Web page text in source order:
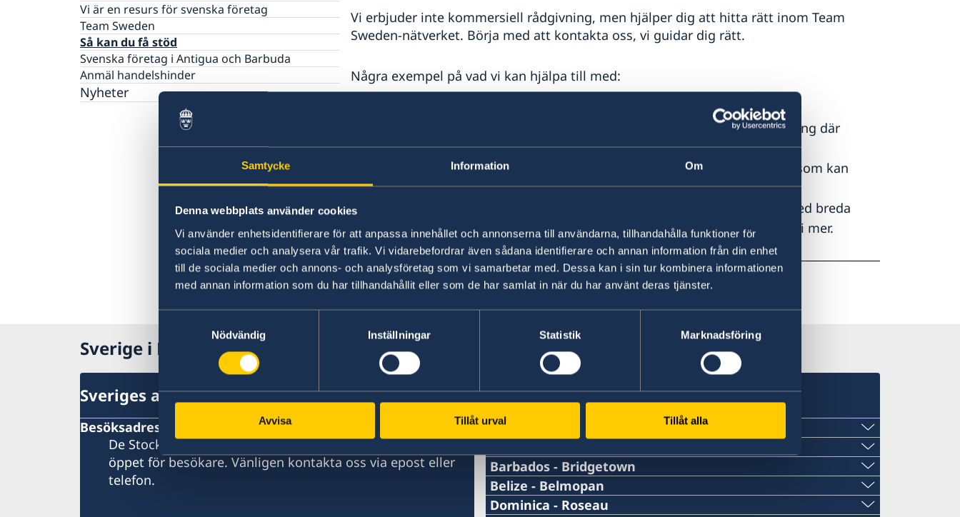
Samtycke Information Om
Denna webbplats använder cookies
Vi använder enhetsidentifierare för att anpassa innehållet och annonserna till användarna, tillhandahålla funktioner för
sociala medier och analysera vår trafik. Vi vidarebefordrar även sådana identifierare och annan information från din enhet
till de sociala medier och annons- och analysföretag som vi samarbetar med. Dessa kan i sin tur kombinera informationen
med annan information som du har tillhandahållit eller som de har samlat in när du har använt deras tjänster.
Nödvändig
Inställningar Statistik Marknadsföring
Avvisa Tillåt urval Tillåt alla
Vi är en resurs för svenska företag
Team Sweden
Så kan du få stöd
Svenska företag i Antigua och Barbuda
Anmäl handelshinder
Nyheter
Vi erbjuder inte kommersiell rådgivning, men hjälper dig att hitta rätt inom Team
Sweden-nätverket. Börja med att kontakta oss, vi guidar dig rätt.
Några exempel på vad vi kan hjälpa till med:
, SEK och andra aktörer
Förstå lokala förutsättningar, träffa rätt personer och delta i evenemang där
svenska företag syns.
Många ambassader och konsulat har fina och representativa lokaler som kan
hyras av svenska aktörer .
Som del i uppdraget att stärka Sverigebilden utomlands arbetar vi med breda
projekt som ofta inkluderar svenska företag – hör av dig så berättar vi mer.
Senast uppdaterad 08 jan. 2026, 08.03
Sverige i Karibien
Sveriges ambassad (Stockholmsbaserad)
Besöksadress
De Stockholmsbaserade utlandsmyndigheterna har inte
öppet för besökare. Vänligen kontakta oss via epost eller
telefon.
Svenska konsulat
Antigua och Barbuda - St John´s
+1 (268)562 5050
Emailadress konsulat
Telefonnummer konsulat
1-242-326 28 17
Barbados - Bridgetown
Telefonnummer konsulat
Belize - Belmopan
Telefonnummer
Dominica - Roseau